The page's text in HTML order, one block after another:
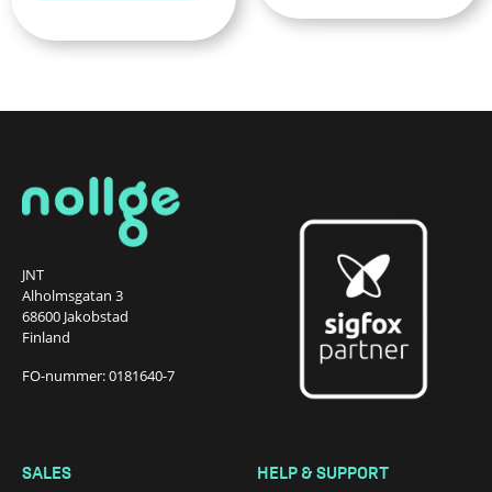
JNT
Alholmsgatan 3
68600 Jakobstad
Finland
FO-nummer: 0181640-7
SALES HELP & SUPPORT